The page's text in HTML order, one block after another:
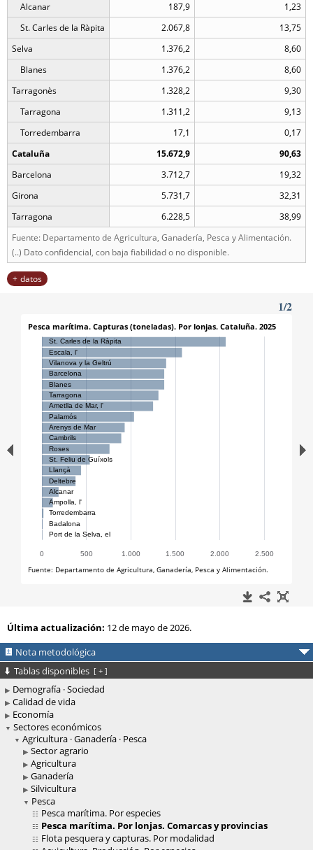
Alcanar
187,9
1,23
St. Carles de la Ràpita
2.067,8
13,75
Selva
1.376,2
8,60
Blanes
1.376,2
8,60
Tarragonès
1.328,2
9,30
Tarragona
1.311,2
9,13
Torredembarra
17,1
0,17
Cataluña
15.672,9
90,63
Barcelona
3.712,7
19,32
Girona
5.731,7
32,31
Tarragona
6.228,5
38,99
Fuente: Departamento de Agricultura, Ganadería, Pesca y Alimentación.
(..) Dato confidencial, con baja fiabilidad o no disponible.
datos
Última actualización: 12 de mayo de 2026.
Nota metodológica
Tablas disponibles [ + ]
Demografía · Sociedad
Calidad de vida
Economía
Sectores económicos
Agricultura · Ganadería · Pesca
Sector agrario
Agricultura
Ganadería
Silvicultura
Pesca
Pesca marítima. Por especies
Pesca marítima. Por lonjas. Comarcas y provincias
Flota pesquera y capturas. Por modalidad